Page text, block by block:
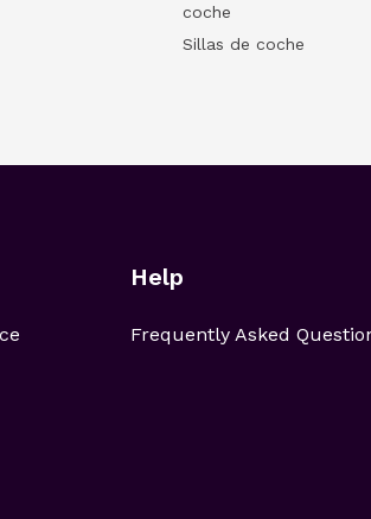
coche
Sillas de coche
Help
Frequently Asked